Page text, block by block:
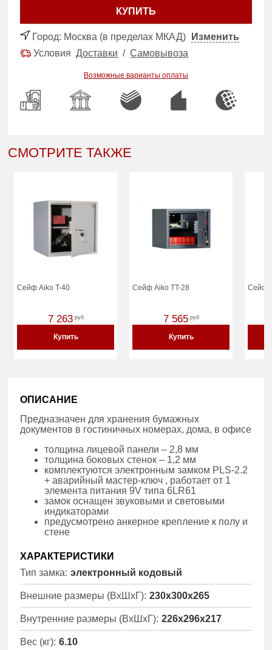
КУПИТЬ
Город: Москва (в пределах МКАД)
Изменить
УсловияДоставки /Самовывоза
Возможные варианты оплаты
СМОТРИТЕ ТАКЖЕ
Сейф Aiko T-40
7 263 руб
Купить
Сейф Aiko TT-28
7 565 руб
Купить
Сейф
ОПИСАНИЕ
Предназначен для хранения бумажных
документов в гостиничных номерах, дома, в офисе
толщина лицевой панели – 2,8 мм
толщина боковых стенок – 1,2 мм
комплектуются электронным замком PLS-2.2
+ аварийный мастер-ключ , работает от 1
элемента питания 9V типа 6LR61
замок оснащен звуковыми и световыми
индикаторами
предусмотрено анкерное крепление к полу и
стене
ХАРАКТЕРИСТИКИ
Тип замка: электронный кодовый
Внешние размеры (ВхШхГ): 230x300x265
Внутренние размеры (ВхШхГ): 226x296x217
Вес (кг): 6.10